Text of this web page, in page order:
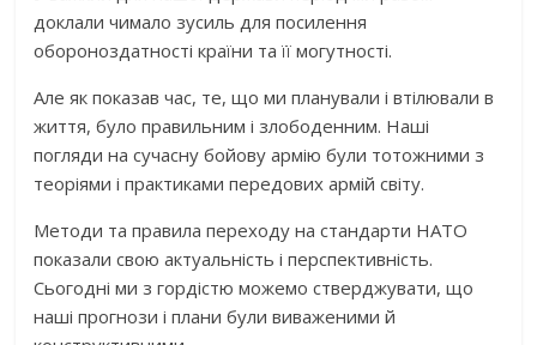
доклали чимало зусиль для посилення
обороноздатності країни та її могутності.
Але як показав час, те, що ми планували і втілювали в
життя, було правильним і злободенним. Наші
погляди на сучасну бойову армію були тотожними з
теоріями і практиками передових армій світу.
Методи та правила переходу на стандарти НАТО
показали свою актуальність і перспективність.
Сьогодні ми з гордістю можемо стверджувати, що
наші прогнози і плани були виваженими й